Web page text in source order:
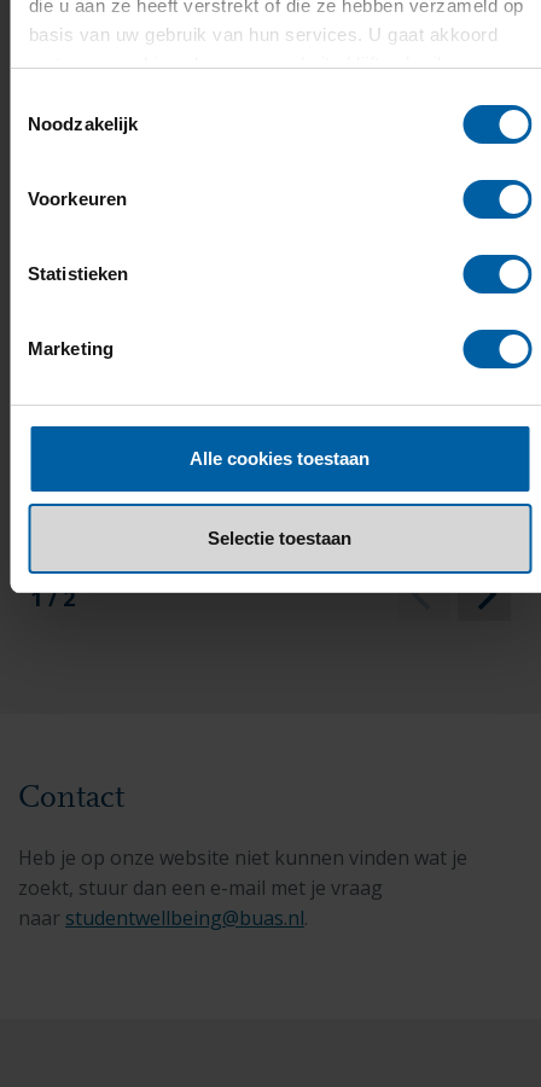
die u aan ze heeft verstrekt of die ze hebben verzameld op
basis van uw gebruik van hun services. U gaat akkoord
met onze cookies als u onze website blijft gebruiken.
Noodzakelijk
Voorkeuren
Statistieken
Marketing
Alle cookies toestaan
Selectie toestaan
studie)
studeren niet zo makkelijk gaat.
WIJ DENKEN MET JE MEE
1 / 2
Contact
Heb je op onze website niet kunnen vinden wat je
zoekt, stuur dan een e-mail met je vraag
naar studentwellbeing@buas.nl.